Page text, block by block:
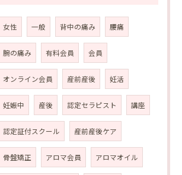
女性 一般 背中の痛み 腰痛
腕の痛み 有料会員 会員
オンライン会員 産前産後 妊活
妊娠中 産後 認定セラピスト 講座
認定証付スクール 産前産後ケア
骨盤矯正 アロマ会員 アロマオイル